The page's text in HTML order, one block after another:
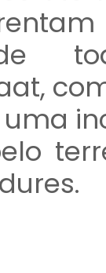
de